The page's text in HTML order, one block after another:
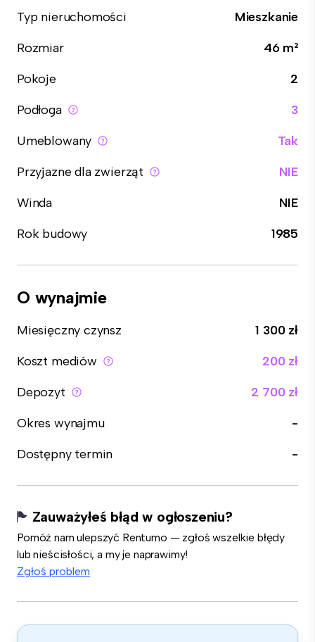
Typ nieruchomości
Mieszkanie
Rozmiar
46 m²
Pokoje
2
Podłoga
3
Umeblowany
Tak
Przyjazne dla zwierząt
NIE
Winda
NIE
Rok budowy
1985
O wynajmie
Miesięczny czynsz
1 300 zł
Koszt mediów
200 zł
Depozyt
2 700 zł
Okres wynajmu
-
Dostępny termin
-
Zauważyłeś błąd w ogłoszeniu?
Pomóż nam ulepszyć Rentumo — zgłoś wszelkie błędy
lub nieścisłości, a my je naprawimy!
Zgłoś problem